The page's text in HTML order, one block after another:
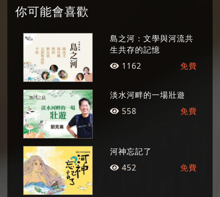
曾獲吳三連文學獎、國家文藝獎、時報文學獎、
東元獎及噶瑪蘭獎等。現為蘭陽戲劇團藝術總
監、《九彎十八拐》雜誌發行人、黃大魚兒童劇
團團長。 以小說創作進入文壇，雖被譽為鄉土作
家，但在不同的時期展現出不同的寫作風格。作
品關懷的對象包括鄉土小人物、城市邊緣人，九○
年代則特別關注老人族群。除了小說的創作之
外，更跨足散文、新詩、劇本及兒童文學（繪
本、童詩、小說）等不同文類的寫作。
陳義芝 詩人
你可能會喜歡
島之河：文學與河流共
生共存的記憶
1162
免費
淡水河畔的一場壯遊
558
免費
河神忘記了
452
免費